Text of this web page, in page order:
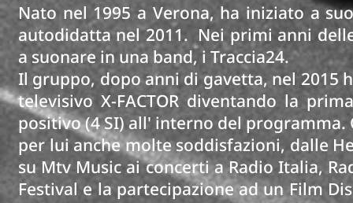
Nato nel 1995 a Verona, ha iniziato a
autodidatta nel 2011. Nei primi anni
a suonare in una band, i Traccia24.
Il gruppo, dopo anni di gavetta, nel 2015
televisivo X-FACTOR diventando la
positivo (4 SI) all' interno del programma.
per lui anche molte soddisfazioni, dalle
su Mtv Music ai concerti a Radio Italia,
Festival e la partecipazione ad un Film